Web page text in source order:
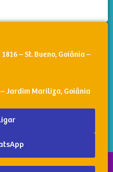
– St. Bueno, Goiânia –
– Jardim Mariliza, Goiânia